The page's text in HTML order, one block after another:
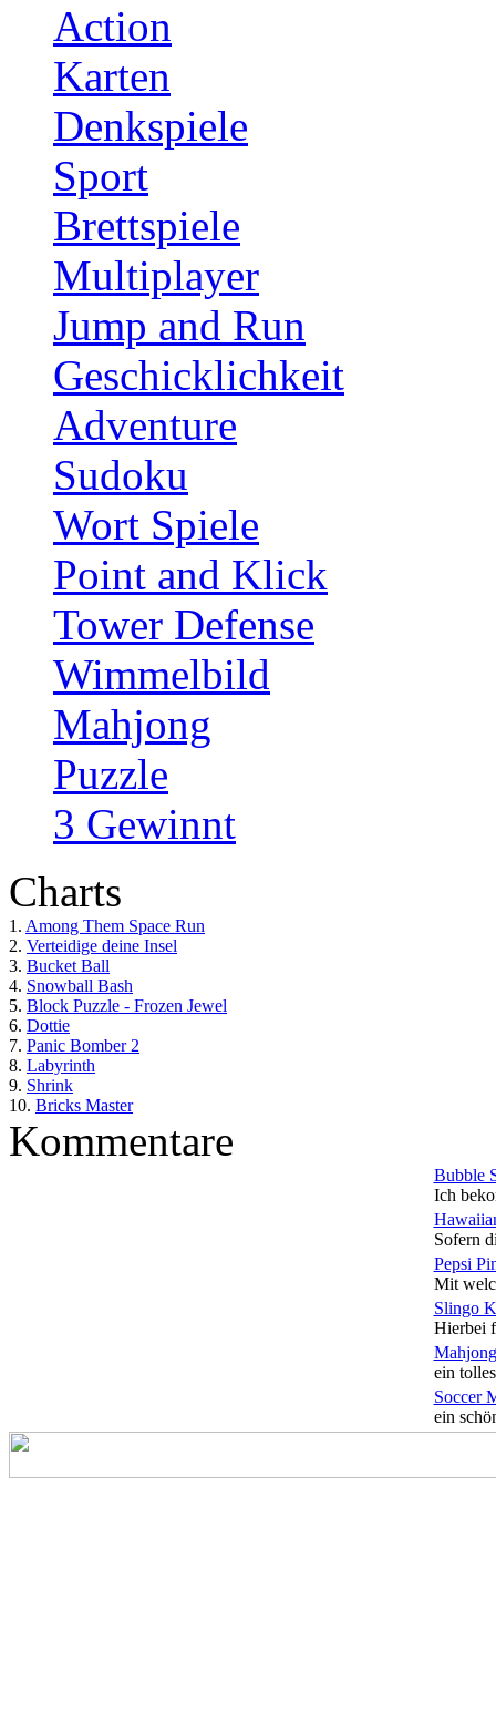
Action
Karten
Denkspiele
Sport
Brettspiele
Multiplayer
Jump and Run
Geschicklichkeit
Adventure
Sudoku
Wort Spiele
Point and Klick
Tower Defense
Wimmelbild
Mahjong
Puzzle
3 Gewinnt
Charts
1. Among Them Space Run
2. Verteidige deine Insel
3. Bucket Ball
4. Snowball Bash
5. Block Puzzle - Frozen Jewel
6. Dottie
7. Panic Bomber 2
8. Labyrinth
9. Shrink
10. Bricks Master
Kommentare
Bubble
Ich
Sofern
Pepsi
Mit
Slingo
Hierbei
ein
Soccer
ein